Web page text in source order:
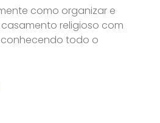
como organizar e
religioso com
todo o